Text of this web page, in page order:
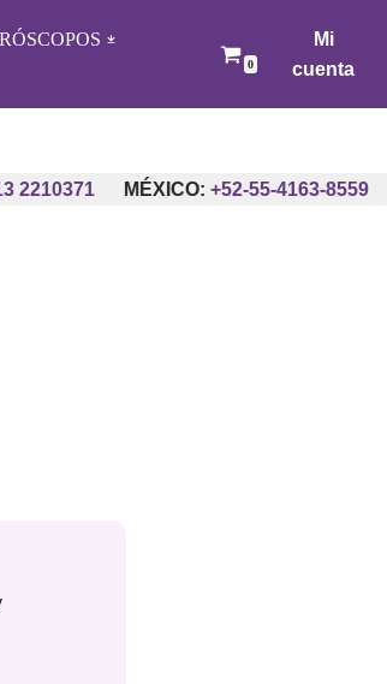
0
Mi
cuenta
MÉXICO: +52-55-4163-8559